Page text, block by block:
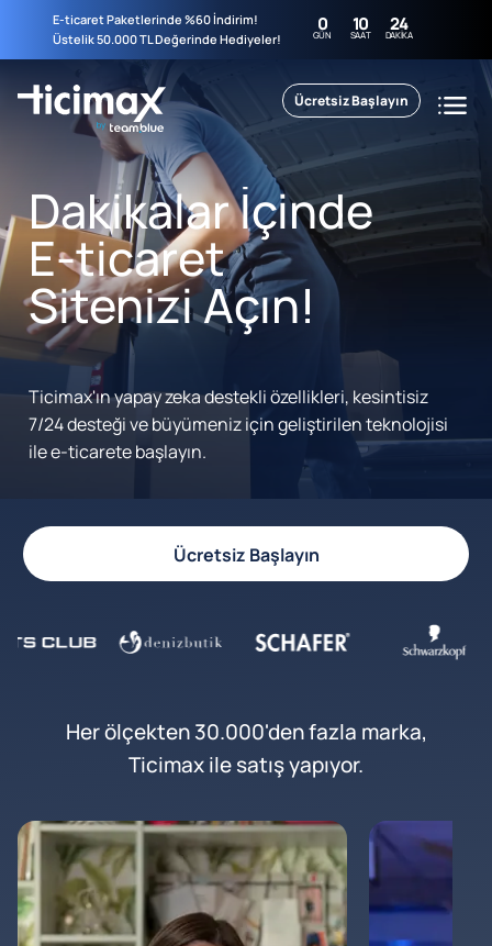
E-ticaret Paketlerinde %60 İndirim!
Üstelik 50.000 TL Değerinde Hediyeler!
0
GÜN 10
SAAT 24
DAKIKA
Ücretsiz Başlayın
Dakikalar İçinde
E-ticaret
Sitenizi Açın!
Ticimax'ın yapay zeka destekli özellikleri, kesintisiz
7/24 desteği ve büyümeniz için geliştirilen teknolojisi
ile e-ticarete başlayın.
Ücretsiz Başlayın
Her ölçekten 30.000'den fazla marka,
Ticimax ile satış yapıyor.